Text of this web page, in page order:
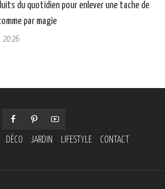
du quotidien pour enlever une tache de
par magie
2026
DÉCO JARDIN LIFESTYLE CONTACT